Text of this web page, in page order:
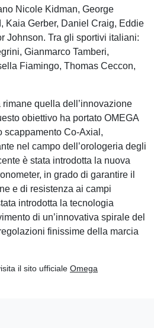
Nicole Kidman, George
Kaia Gerber, Daniel Craig, Eddie
Johnson. Tra gli sportivi italiani:
Gianmarco Tamberi,
Fiamingo, Thomas Ceccon,
rimane quella dell’innovazione
obiettivo ha portato OMEGA
scappamento Co-Axial,
nel campo dell’orologeria degli
è stata introdotta la nuova
in grado di garantire il
e di resistenza ai campi
introdotta la tecnologia
di un’innovativa spirale del
finissime della marcia
il sito ufficiale Omega